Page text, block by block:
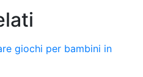
giochi per bambini in